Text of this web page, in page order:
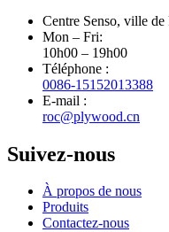
Centre Senso, ville
Mon – Fri:
10h00 – 19h00
Téléphone :
0086-15152013388
E-mail :
roc@plywood.cn
Suivez-nous
À propos de nous
Produits
Contactez-nous